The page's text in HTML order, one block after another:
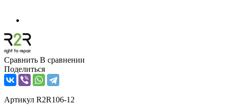
Сравнить В сравнении
Поделиться
Артикул R2R106-12